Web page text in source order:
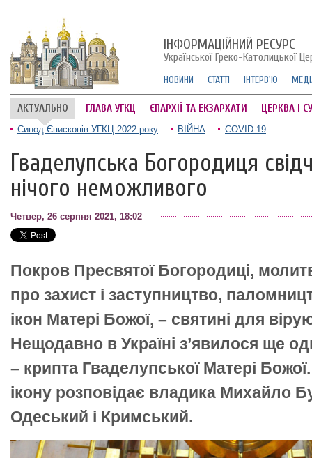
ІНФОРМАЦІЙНИЙ РЕСУРС
Української Греко-Католицької
НОВИНИ СТАТТІ ІНТЕРВ'Ю
АКТУАЛЬНО ГЛАВА УГКЦ ЄПАРХІЇ ТА ЕКЗАРХАТИ ЦЕРКВА І
Синод Єпископів УГКЦ 2022 року ВІЙНА COVID-19
Гваделупська Богородиця
нічого неможливого
Четвер, 26 серпня 2021, 18:02
Покров Пресвятої Богородиці,
про захист і заступництво,
ікон Матері Божої, – святині для
Нещодавно в Україні з’явилося ще
– крипта Гваделупської Матері
ікону розповідає владика Михайло
Одеський і Кримський.